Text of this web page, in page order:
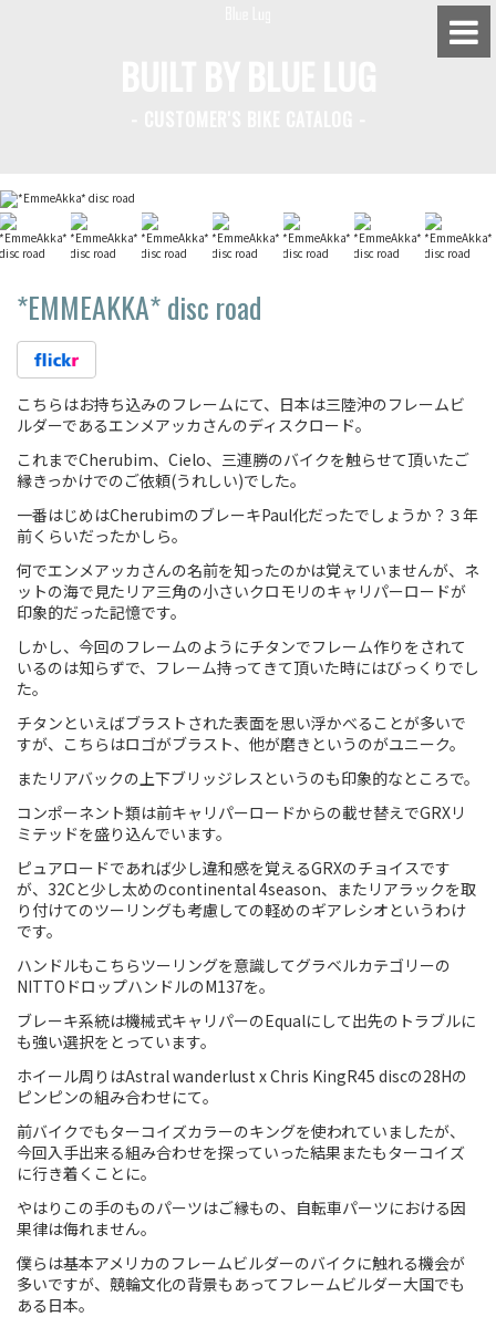
*EMMEAKKA*disc road
こちらはお持ち込みのフレームにて、日本は三陸沖のフレームビ
ルダーであるエンメアッカさんのディスクロード。
これまでCherubim、Cielo、三連勝のバイクを触らせて頂いたご
縁きっかけでのご依頼(うれしい)でした。
一番はじめはCherubimのブレーキPaul化だったでしょうか？３年
前くらいだったかしら。
何でエンメアッカさんの名前を知ったのかは覚えていませんが、ネ
ットの海で見たリア三角の小さいクロモリのキャリパーロードが
印象的だった記憶です。
しかし、今回のフレームのようにチタンでフレーム作りをされて
いるのは知らずで、フレーム持ってきて頂いた時にはびっくりでし
た。
チタンといえばブラストされた表面を思い浮かべることが多いで
すが、こちらはロゴがブラスト、他が磨きというのがユニーク。
またリアバックの上下ブリッジレスというのも印象的なところで。
コンポーネント類は前キャリパーロードからの載せ替えでGRXリ
ミテッドを盛り込んでいます。
ピュアロードであれば少し違和感を覚えるGRXのチョイスです
が、32Cと少し太めのcontinental 4season、またリアラックを取
り付けてのツーリングも考慮しての軽めのギアレシオというわけ
です。
ハンドルもこちらツーリングを意識してグラベルカテゴリーの
NITTOドロップハンドルのM137を。
ブレーキ系統は機械式キャリパーのEqualにして出先のトラブルに
も強い選択をとっています。
ホイール周りはAstral wanderlust x Chris KingR45 discの28Hの
ピンピンの組み合わせにて。
前バイクでもターコイズカラーのキングを使われていましたが、
今回入手出来る組み合わせを探っていった結果またもターコイズ
に行き着くことに。
やはりこの手のものパーツはご縁もの、自転車パーツにおける因
果律は侮れません。
僕らは基本アメリカのフレームビルダーのバイクに触れる機会が
多いですが、競輪文化の背景もあってフレームビルダー大国でも
ある日本。
BLUE LUG KAMIUMA
BLUE LUG YOYOGI PARK
Fixed Gear / Single Speed
Road Bike
Touring
CX / Gravel
Mountain Bike
Fat Bike
Cargo Bike
Mixte
Mini Velo
Small Size (~160cm)
For Women
Cook Paint Works
Staff Bikes
Handmade Bike
SURLY
RIVENDELL BICYCLE WORKS